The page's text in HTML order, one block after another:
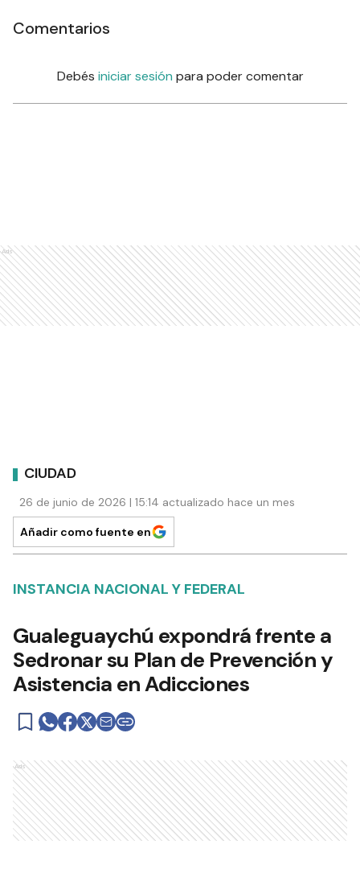
Comentarios
Debés iniciar sesión para poder comentar
Ads
CIUDAD
26 de junio de 2026 | 15:14 actualizado hace un mes
Añadir como fuente en
INSTANCIA NACIONAL Y FEDERAL
Gualeguaychú expondrá frente a
Sedronar su Plan de Prevención y
Asistencia en Adicciones
Ads